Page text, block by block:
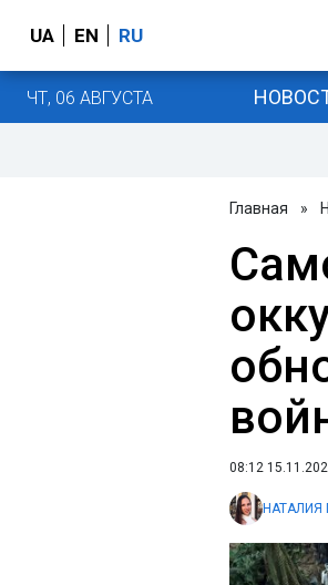
UA EN RU
ЧТ, 06 АВГУСТА
Главная »
08:12
НАТАЛИЯ